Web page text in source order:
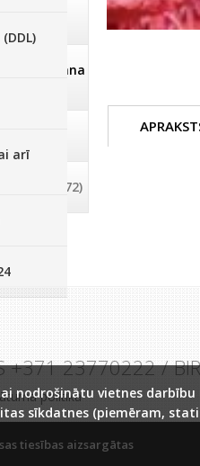
arī
mazgāšana
(72)
+371 23770222 /
politika
tiesības aizsargātas
nodrošinātu vietnes
sīkdatnes (piemēram,